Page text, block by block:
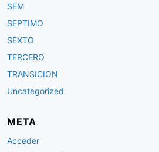
SEM
SEPTIMO
SEXTO
TERCERO
TRANSICION
Uncategorized
META
Acceder